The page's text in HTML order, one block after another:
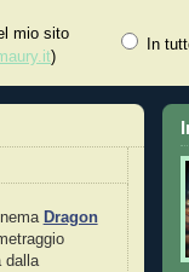
mio sito
)
In
Dragon
dalla